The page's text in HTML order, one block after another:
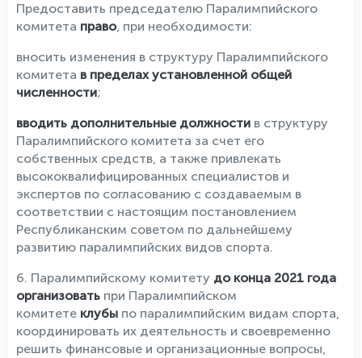
Предоставить председателю Паралимпийского
комитета право, при необходимости:
вносить изменения в структуру Паралимпийского
комитета в пределах установленной общей
численности;
вводить дополнительные должности в структуру
Паралимпийского комитета за счет его
собственных средств, а также привлекать
высококвалифицированных специалистов и
экспертов по согласованию с создаваемым в
соответствии с настоящим постановлением
Республиканским советом по дальнейшему
развитию паралимпийских видов спорта.
6. Паралимпийскому комитету до конца 2021 года
организовать при Паралимпийском
комитете клубы по паралимпийским видам спорта,
координировать их деятельность и своевременно
решить финансовые и организационные вопросы,